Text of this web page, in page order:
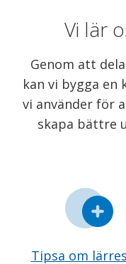
Vi lär
Genom att
kan vi bygga en
vi använder för
skapa bättre
Tipsa om